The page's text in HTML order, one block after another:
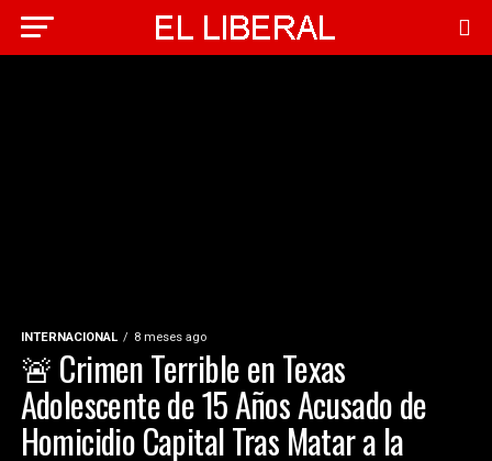
INTERNACIONAL 8 meses ago
🚨 Crimen Terrible en Texas
Adolescente de 15 Años Acusado de
Homicidio Capital Tras Matar a la